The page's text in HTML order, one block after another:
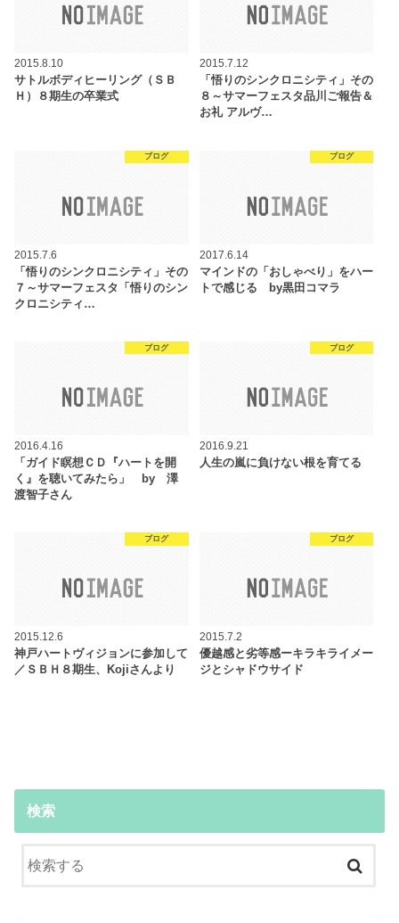
2015.8.10
サトルボディヒーリング（ＳＢ
Ｈ）８期生の卒業式
2015.7.12
「悟りのシンクロニシティ」その
８～サマーフェスタ品川ご報告＆
お礼 アルヴ…
ブログ
2015.7.6
「悟りのシンクロニシティ」その
７～サマーフェスタ「悟りのシン
クロニシティ…
ブログ
2017.6.14
マインドの「おしゃべり」をハー
トで感じる by黒田コマラ
ブログ
2016.4.16
「ガイド瞑想ＣＤ『ハートを開
く』を聴いてみたら」 by 澤
渡智子さん
ブログ
2016.9.21
人生の嵐に負けない根を育てる
ブログ
2015.12.6
神戸ハートヴィジョンに参加して
／ＳＢＨ８期生、Kojiさんより
ブログ
2015.7.2
優越感と劣等感ーキラキライメー
ジとシャドウサイド
検索